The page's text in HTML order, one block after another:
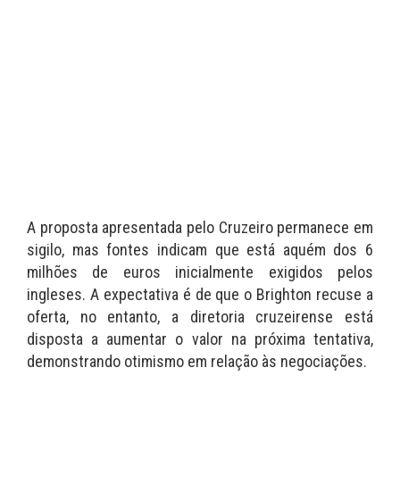
A proposta apresentada pelo Cruzeiro permanece em
sigilo, mas fontes indicam que está aquém dos 6
milhões de euros inicialmente exigidos pelos
ingleses. A expectativa é de que o Brighton recuse a
oferta, no entanto, a diretoria cruzeirense está
disposta a aumentar o valor na próxima tentativa,
demonstrando otimismo em relação às negociações.